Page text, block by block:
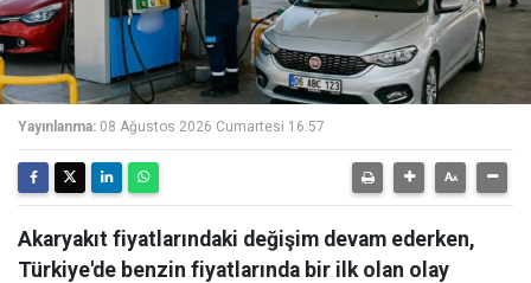
Yayınlanma: 08 Ağustos 2026 Cumartesi 16:57
Akaryakıt fiyatlarındaki değişim devam ederken,
Türkiye'de benzin fiyatlarında bir ilk olan olay